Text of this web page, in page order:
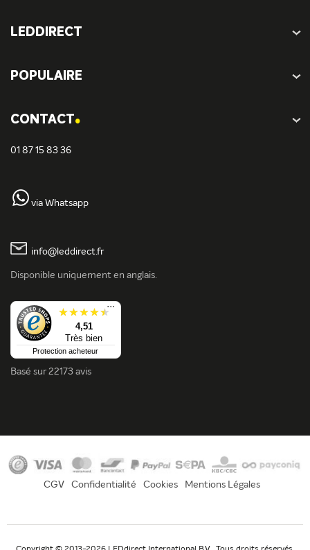
LEDDIRECT
POPULAIRE
CONTACT.
01 87 15 83 36
via Whatsapp
info@leddirect.fr
Disponible uniquement en anglais.
4,51
Très bien
...
Protection acheteur
Basé sur22173 avis
CGV Confidentialité Cookies Mentions Légales